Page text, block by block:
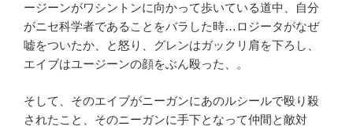
ージーンがワシントンに向かって歩いている道中、自分
がニセ科学者であることをバラした時…ロジータがなぜ
嘘をついたか、と怒り、グレンはガックリ肩を下ろし、
エイブはユージーンの顔をぶん殴った、。
そして、そのエイブがニーガンにあのルシールで殴り殺
されたこと、そのニーガンに手下となって仲間と敵対